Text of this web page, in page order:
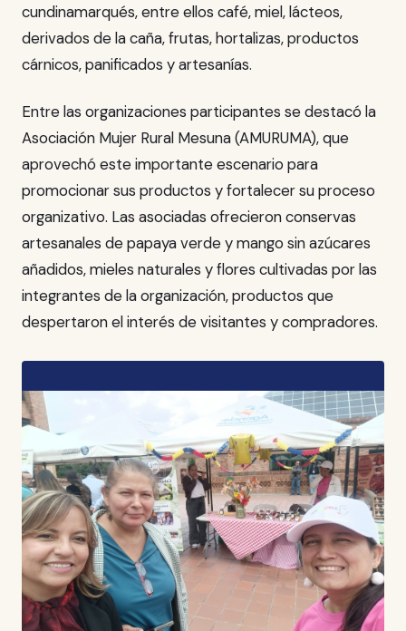
cundinamarqués, entre ellos café, miel, lácteos,
derivados de la caña, frutas, hortalizas, productos
cárnicos, panificados y artesanías.
Entre las organizaciones participantes se destacó la
Asociación Mujer Rural Mesuna (AMURUMA), que
aprovechó este importante escenario para
promocionar sus productos y fortalecer su proceso
organizativo. Las asociadas ofrecieron conservas
artesanales de papaya verde y mango sin azúcares
añadidos, mieles naturales y flores cultivadas por las
integrantes de la organización, productos que
despertaron el interés de visitantes y compradores.